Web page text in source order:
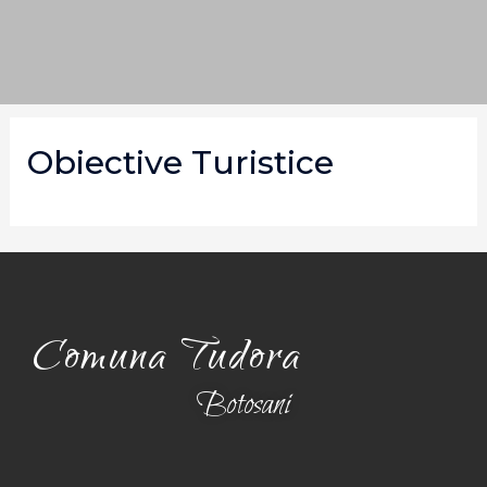
Obiective Turistice
Comuna Tudora
Botosani